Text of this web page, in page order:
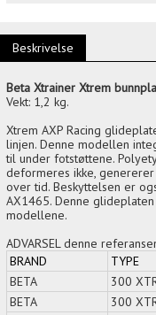
Beskrivelse
Beta Xtrainer Xtrem
Vekt: 1,2 kg.
Xtrem AXP Racing
linjen. Denne modellen
til under fotstøttene.
deformeres ikke,
over tid. Beskyttelsen er
AX1465. Denne
modellene.
ADVARSEL denne
BRAND
TYPE
BETA
300
BETA
300